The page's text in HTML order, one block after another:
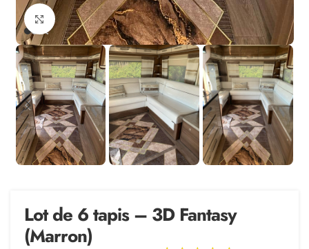
Agrandir
Lot de 6 tapis – 3D Fantasy
(Marron)